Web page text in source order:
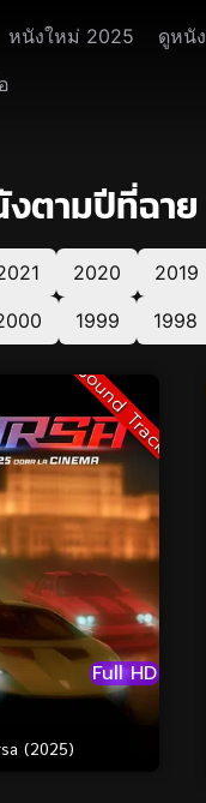
หนังใหม่ 2025 ดูหนั
ตามปีที่ฉาย
2020 2019
1999 1998
Sound Track
Full HD
(2025)